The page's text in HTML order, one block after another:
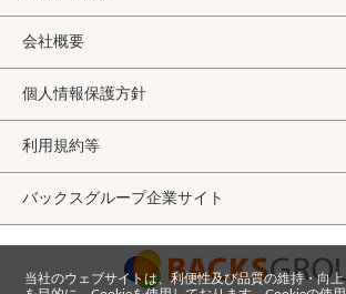
会社概要
個人情報保護方針
利用規約等
バックスグループ企業サイト
当社のウェブサイトは、利便性及び品質の維持・向上